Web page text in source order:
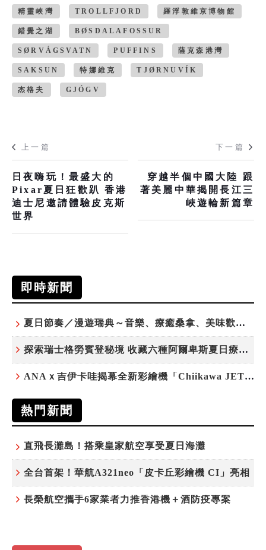
精靈峽灣 TROLLFJORD 羅浮敦維京博物館
錯覺之湖 BØSDALAFOSSUR
SØRVÁGSVATN PUFFINS 薩克森港灣
SAKSUN 特娜維克 TJØRNUVÍK
杰格夫 GJÓGV
上一篇
日夜嗨玩！最盛大的
Pixar夏日狂歡趴 香港
迪士尼邀請體驗皮克斯
世界
下一篇
穿越半個中國大陸 跟
著美麗中華揭開長江三
峽遊輪新篇章
即時新聞
夏日節奏／漫遊瑞典～音樂、療癒桑拿、美味歡樂螯蝦節
探索瑞士格勞賓登秘境 收藏六種阿爾卑斯夏日療癒之旅
ANAｘ吉伊卡哇揭幕全新彩繪機「Chiikawa JET」
熱門新聞
直飛長灘島！搭乘皇家航空享受夏日海灘
全台首架！華航A321neo「皮卡丘彩繪機 CI」亮相
長榮航空攜手6家業者力推香港機＋酒防疫專案